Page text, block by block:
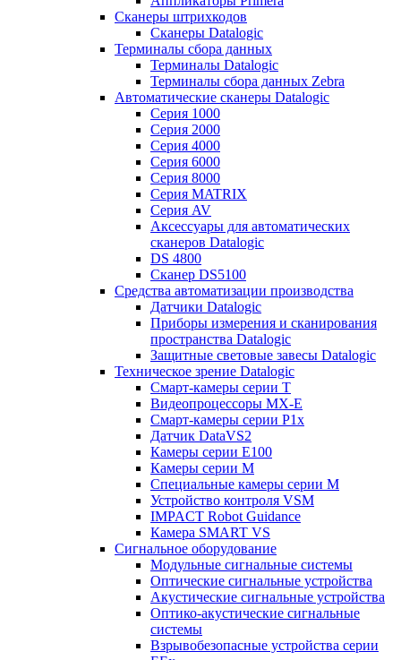
Сканеры штрихкодов
Сканеры Datalogic
Терминалы сбора данных
Терминалы Datalogic
Терминалы сбора данных Zebra
Автоматические сканеры Datalogic
Серия 1000
Серия 2000
Серия 4000
Серия 6000
Серия 8000
Серия MATRIX
Серия AV
Аксессуары для автоматических
сканеров Datalogic
DS 4800
Сканер DS5100
Средства автоматизации производства
Датчики Datalogic
Приборы измерения и сканирования
пространства Datalogic
Защитные световые завесы Datalogic
Техническое зрение Datalogic
Смарт-камеры серии T
Видеопроцессоры MX-E
Смарт-камеры серии P1x
Датчик DataVS2
Камеры серии E100
Камеры серии M
Специальные камеры серии M
Устройство контроля VSM
IMPACT Robot Guidance
Камера SMART VS
Cигнальное оборудование
Модульные сигнальные системы
Оптические сигнальные устройства
Акустические сигнальные устройства
Оптико-акустические сигнальные
системы
Взрывобезопасные устройства серии